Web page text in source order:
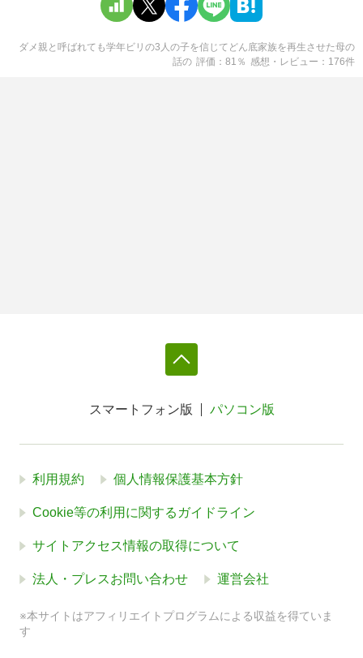
ダメ親と呼ばれても学年ビリの3人の子を信じてどん底家族を再生させた母の
話の 評価 81 ％ 感想・レビュー 176件
スマートフォン版 パソコン版
利用規約 個人情報保護基本方針
Cookie等の利用に関するガイドライン
サイトアクセス情報の取得について
法人・プレスお問い合わせ 運営会社
※本サイトはアフィリエイトプログラムによる収益を得ていま
す